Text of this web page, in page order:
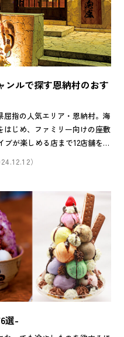
ンルで探す恩納村のおす
屈指の人気エリア・恩納村。海
はじめ、ファミリー向けの座敷
が楽しめる店まで12店舗を一
）
選-